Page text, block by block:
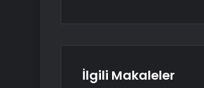
İlgili Makaleler